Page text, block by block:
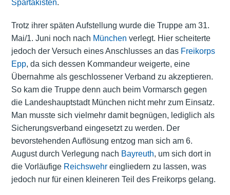
Spartakisten.
Trotz ihrer späten Aufstellung wurde die Truppe am 31.
Mai/1. Juni noch nach München verlegt. Hier scheiterte
jedoch der Versuch eines Anschlusses an das Freikorps
Epp, da sich dessen Kommandeur weigerte, eine
Übernahme als geschlossener Verband zu akzeptieren.
So kam die Truppe denn auch beim Vormarsch gegen
die Landeshauptstadt München nicht mehr zum Einsatz.
Man musste sich vielmehr damit begnügen, lediglich als
Sicherungsverband eingesetzt zu werden. Der
bevorstehenden Auflösung entzog man sich am 6.
August durch Verlegung nach Bayreuth, um sich dort in
die Vorläufige Reichswehreingliedern zu lassen, was
jedoch nur für einen kleineren Teil des Freikorps gelang.